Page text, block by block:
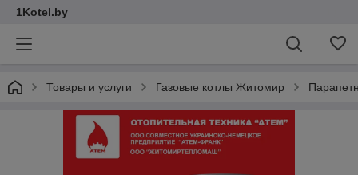
1Kotel.by
Товары и услуги Газовые котлы Житомир